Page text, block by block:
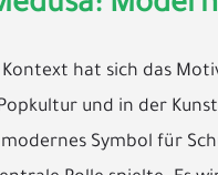
Kontext hat sich das
und in der
Symbol für